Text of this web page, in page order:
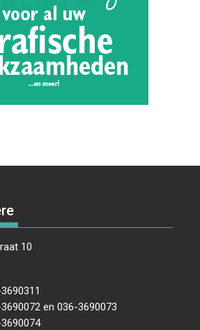
10
en 036-3690073